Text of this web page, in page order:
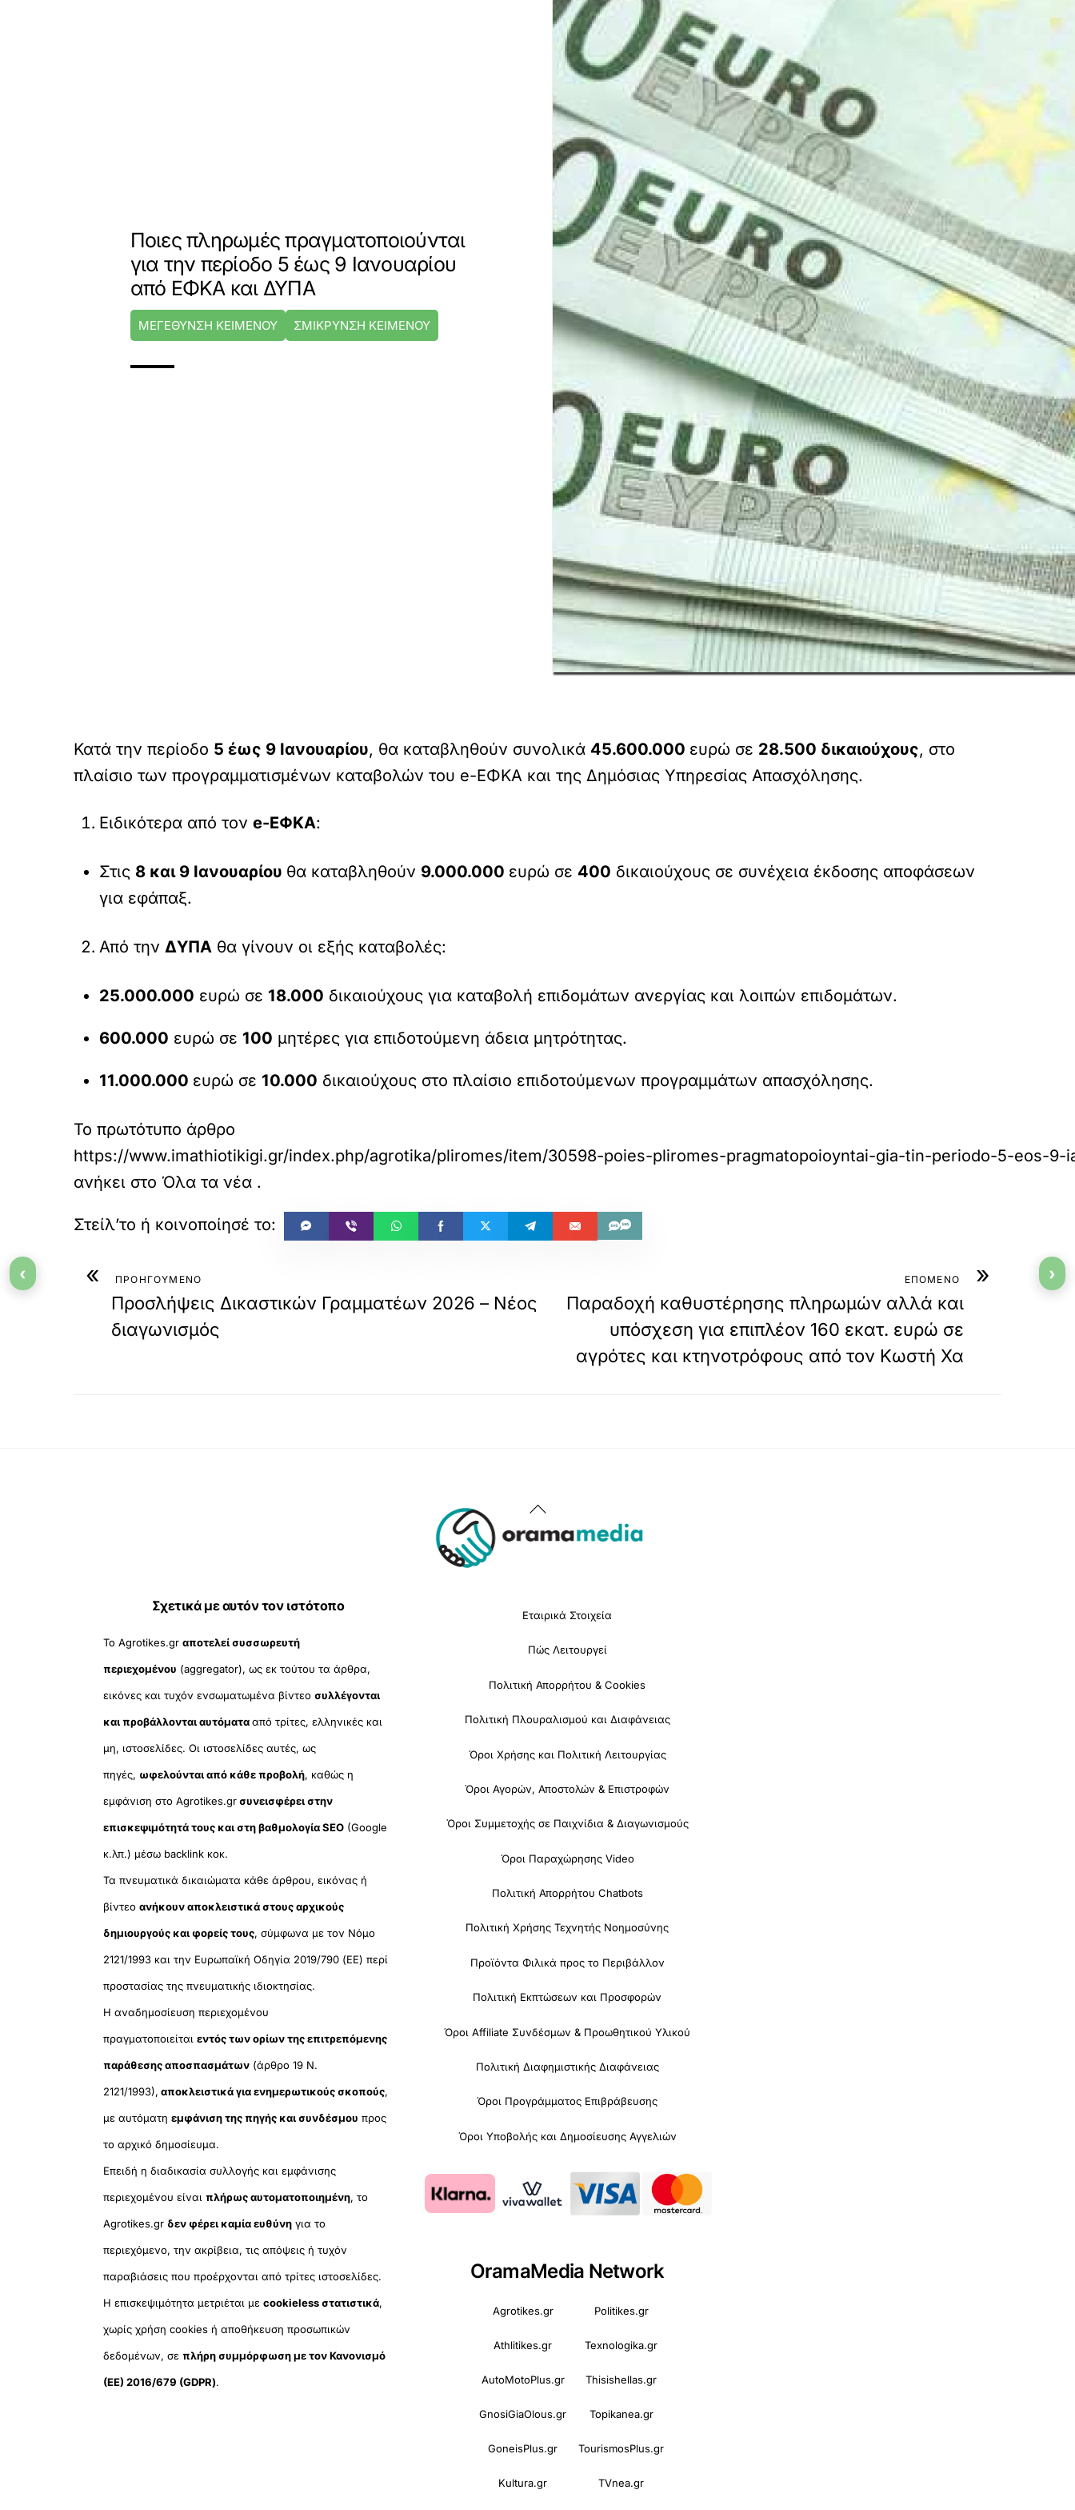
Ποιες πληρωμές πραγματοποιούνται
για την περίοδο 5 έως 9 Ιανουαρίου
από ΕΦΚΑ και ΔΥΠΑ
ΜΕΓΕΘΥΝΣΗ ΚΕΙΜΕΝΟΥ ΣΜΙΚΡΥΝΣΗ ΚΕΙΜΕΝΟΥ
Κατά την περίοδο 5 έως 9 Ιανουαρίου, θα καταβληθούν συνολικά 45.600.000 ευρώ σε 28.500 δικαιούχους, στο
πλαίσιο των προγραμματισμένων καταβολών του e-ΕΦΚΑ και της Δημόσιας Υπηρεσίας Απασχόλησης.
Ειδικότερα από τον e-ΕΦΚΑ:
Στις 8 και 9 Ιανουαρίου θα καταβληθούν 9.000.000 ευρώ σε 400 δικαιούχους σε συνέχεια έκδοσης αποφάσεων
για εφάπαξ.
Από την ΔΥΠΑ θα γίνουν οι εξής καταβολές:
25.000.000 ευρώ σε 18.000 δικαιούχους για καταβολή επιδομάτων ανεργίας και λοιπών επιδομάτων.
600.000 ευρώ σε 100 μητέρες για επιδοτούμενη άδεια μητρότητας.
11.000.000 ευρώ σε 10.000 δικαιούχους στο πλαίσιο επιδοτούμενων προγραμμάτων απασχόλησης.
Το πρωτότυπο άρθρο
https://www.imathiotikigi.gr/index.php/agrotika/pliromes/item/30598-poies-pliromes-pragmatopoioyntai-gia-tin-periodo-5-eos-9-
ανήκει στο Όλα τα νέα .
« ΠΡΟΗΓΟΥΜΕΝΟ
Προσλήψεις Δικαστικών Γραμματέων 2026 – Νέος
διαγωνισμός
»
ΕΠΟΜΕΝΟ
Παραδοχή καθυστέρησης πληρωμών αλλά και
υπόσχεση για επιπλέον 160 εκατ. ευρώ σε
αγρότες και κτηνοτρόφους από τον Κωστή Χα
Back
To
Σχετικά με αυτόν τον ιστότοπο
Το Agrotikes.grαποτελεί συσσωρευτή
περιεχομένου (aggregator), ως εκ τούτου τα άρθρα,
εικόνες και τυχόν ενσωματωμένα βίντεοσυλλέγονται
και προβάλλονται αυτόματααπό τρίτες, ελληνικές και
μη, ιστοσελίδες. Οι ιστοσελίδες αυτές, ως
πηγές, ωφελούνται από κάθε προβολή, καθώς η
εμφάνιση στο Agrotikes.grσυνεισφέρει στην
επισκεψιμότητά τους και στη βαθμολογία SEO (Google
κ.λπ.) μέσω backlink κοκ.
Τα πνευματικά δικαιώματα κάθε άρθρου, εικόνας ή
βίντεοανήκουν αποκλειστικά στους αρχικούς
δημιουργούς και φορείς τους, σύμφωνα με τον Νόμο
2121/1993 και την Ευρωπαϊκή Οδηγία 2019/790 (ΕΕ) περί
προστασίας της πνευματικής ιδιοκτησίας.
Η αναδημοσίευση περιεχομένου
πραγματοποιείταιεντός των ορίων της επιτρεπόμενης
παράθεσης αποσπασμάτων (άρθρο 19 Ν.
2121/1993), αποκλειστικά για ενημερωτικούς σκοπούς,
με αυτόματηεμφάνιση της πηγής και συνδέσμου προς
το αρχικό δημοσίευμα.
Επειδή η διαδικασία συλλογής και εμφάνισης
περιεχομένου είναιπλήρως αυτοματοποιημένη, το
Agrotikes.gr δεν φέρει καμία ευθύνη για το
περιεχόμενο, την ακρίβεια, τις απόψεις ή τυχόν
παραβιάσεις που προέρχονται από τρίτες ιστοσελίδες.
Η επισκεψιμότητα μετριέται μεcookieless στατιστικά,
χωρίς χρήση cookies ή αποθήκευση προσωπικών
δεδομένων, σεπλήρη συμμόρφωση με τον Κανονισμό
(ΕΕ) 2016/679 (GDPR).
Εταιρικά Στοιχεία
Πώς Λειτουργεί
Πολιτική Απορρήτου & Cookies
Πολιτική Πλουραλισμού και Διαφάνειας
Όροι Χρήσης και Πολιτική Λειτουργίας
Όροι Αγορών, Αποστολών & Επιστροφών
Όροι Συμμετοχής σε Παιχνίδια & Διαγωνισμούς
Όροι Παραχώρησης Video
Πολιτική Απορρήτου Chatbots
Πολιτική Χρήσης Τεχνητής Νοημοσύνης
Προϊόντα Φιλικά προς το Περιβάλλον
Πολιτική Εκπτώσεων και Προσφορών
Όροι Affiliate Συνδέσμων & Προωθητικού Υλικού
Πολιτική Διαφημιστικής Διαφάνειας
Όροι Προγράμματος Επιβράβευσης
Όροι Υποβολής και Δημοσίευσης Αγγελιών
OramaMedia Network
Agrotikes.gr Politikes.gr
Athlitikes.gr Texnologika.gr
AutoMotoPlus.gr Thisishellas.gr
GnosiGiaOlous.gr Topikanea.gr
GoneisPlus.gr TourismosPlus.gr
Kultura.gr TVnea.gr
‹ ›